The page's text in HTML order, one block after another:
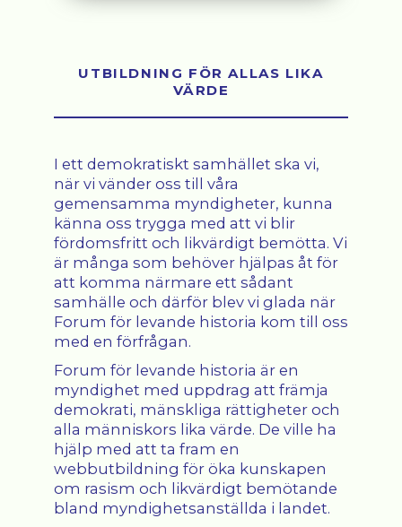
UTBILDNING FÖR ALLAS LIKA
VÄRDE
I ett demokratiskt samhället ska vi,
när vi vänder oss till våra
gemensamma myndigheter, kunna
känna oss trygga med att vi blir
fördomsfritt och likvärdigt bemötta. Vi
är många som behöver hjälpas åt för
att komma närmare ett sådant
samhälle och därför blev vi glada när
Forum för levande historia kom till oss
med en förfrågan.
Forum för levande historia är en
myndighet med uppdrag att främja
demokrati, mänskliga rättigheter och
alla människors lika värde. De ville ha
hjälp med att ta fram en
webbutbildning för öka kunskapen
om rasism och likvärdigt bemötande
bland myndighetsanställda i landet.